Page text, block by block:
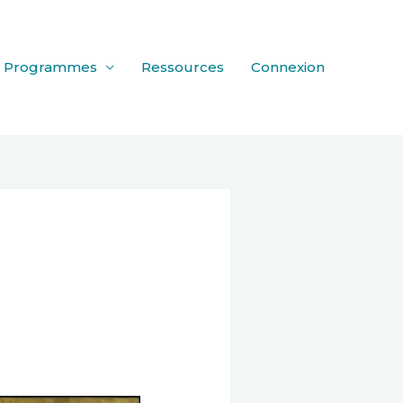
Programmes Ressources Connexion